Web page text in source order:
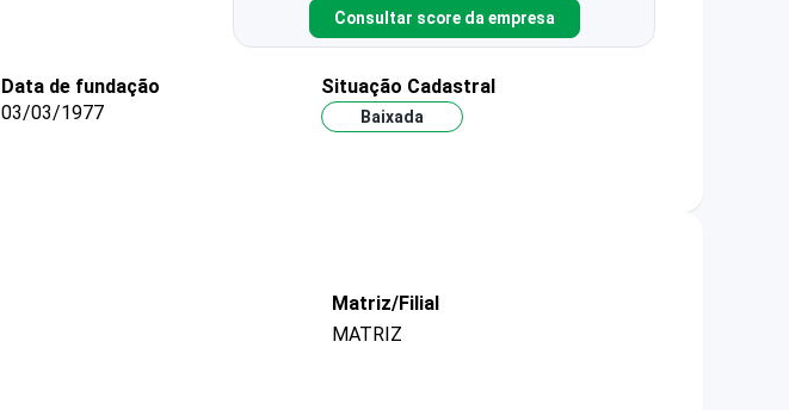
Consultar score da empresa
Data de fundação
03/03/1977
Situação Cadastral
Baixada
Matriz/Filial
MATRIZ